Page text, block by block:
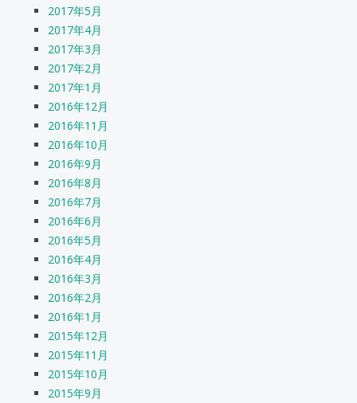
2017年5月
2017年4月
2017年3月
2017年2月
2017年1月
2016年12月
2016年11月
2016年10月
2016年9月
2016年8月
2016年7月
2016年6月
2016年5月
2016年4月
2016年3月
2016年2月
2016年1月
2015年12月
2015年11月
2015年10月
2015年9月